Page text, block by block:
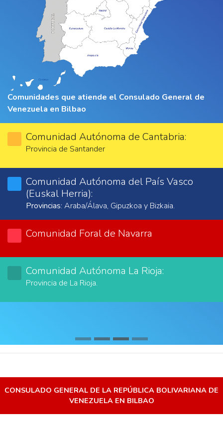
Comunidades que atiende el Consulado General de
Venezuela en Bilbao
Comunidad Autónoma de Cantabria:
Provincia de Santander
Comunidad Autónoma del País Vasco
(Euskal Herria):
Provincias: Araba/Álava, Gipuzkoa y Bizkaia.
Comunidad Foral de Navarra
Comunidad Autónoma La Rioja:
Provincia de La Rioja.
CONSULADO GENERAL DE LA REPÚBLICA BOLIVARIANA DE
VENEZUELA EN BILBAO